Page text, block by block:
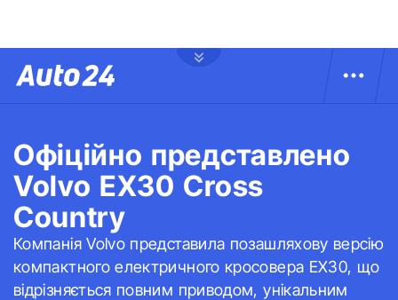
Офіційно представлено
Volvo EX30 Cross
Country
Компанія Volvo представила позашляхову версію
компактного електричного кросовера EX30, що
відрізняється повним приводом, унікальним